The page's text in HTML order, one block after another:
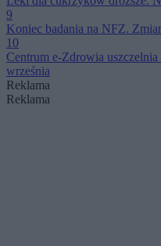
9
Koniec badania na NFZ.
10
Centrum e-Zdrowia
września
Reklama
Reklama